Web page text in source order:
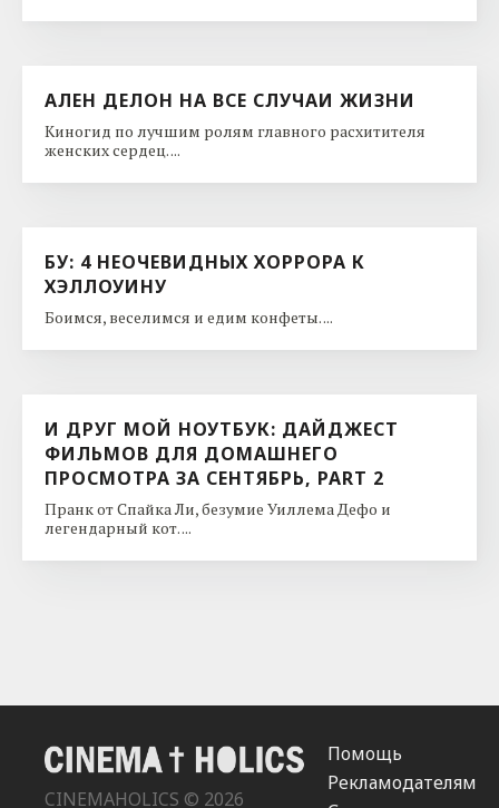
АЛЕН ДЕЛОН НА ВСЕ СЛУЧАИ ЖИЗНИ
Киногид по лучшим ролям главного расхитителя
женских сердец. ...
БУ: 4 НЕОЧЕВИДНЫХ ХОРРОРА К
ХЭЛЛОУИНУ
Боимся, веселимся и едим конфеты. ...
И ДРУГ МОЙ НОУТБУК: ДАЙДЖЕСТ
ФИЛЬМОВ ДЛЯ ДОМАШНЕГО
ПРОСМОТРА ЗА СЕНТЯБРЬ, PART 2
Пранк от Спайка Ли, безумие Уиллема Дефо и
легендарный кот. ...
CINEMAHOLICS © 2026
Помощь
Рекламодателям